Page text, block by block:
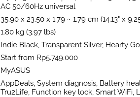
AC 50/60Hz universal
35.90 x 23.50 x 1.79 ~ 1.79 cm (14.13" x
1.80 kg (3.97 lbs)
Indie Black, Transparent Silver, Hearty
Start from Rp5.749.000
MyASUS
AppDeals, System diagnosis, Battery
Tru2Life, Function key lock, Smart WiFi,